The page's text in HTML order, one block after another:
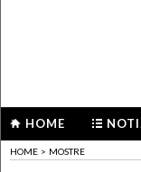
HOME
HOME > MOSTRE